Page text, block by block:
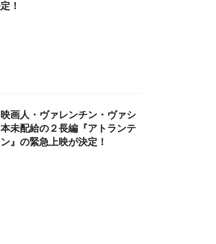
！
画⼈・ヴァレンチン・ヴァシ
未配給の２⻑編『アトランテ
』の緊急上映が決定！